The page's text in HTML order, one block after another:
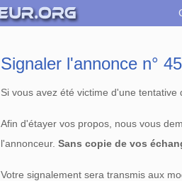
Signaler l'annonce n°
Si vous avez été victime d'une
Afin d'étayer vos propos, nous vous
l'annonceur. Sans copie de vos
Votre signalement sera transmis aux